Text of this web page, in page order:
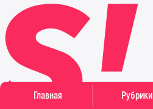
Главная Рубрики